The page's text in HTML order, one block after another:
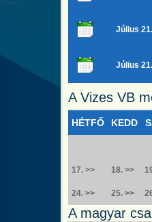
Július 21.
Július 21.
A Vizes VB
HÉTFŐ KEDD
17. >> 18. >>
24. >> 25. >>
A magyar